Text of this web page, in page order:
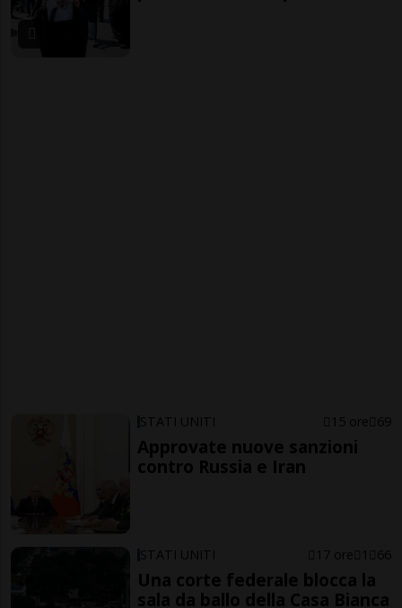
STATI UNITI 15 ore 69
Approvate nuove sanzioni
contro Russia e Iran
STATI UNITI 17 ore 1 66
Una corte federale blocca la
sala da ballo della Casa Bianca